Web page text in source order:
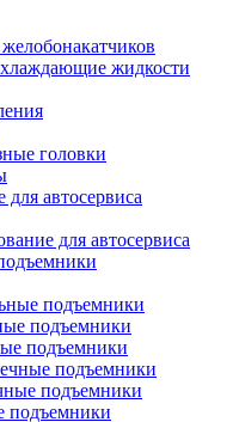
жидкости
головки
автосервиса
для автосервиса
подъемники
подъемники
подъемники
подъемники
подъемники